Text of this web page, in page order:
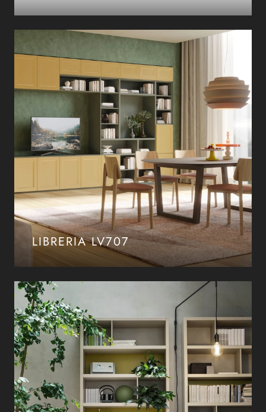
LIBRERIA LV707